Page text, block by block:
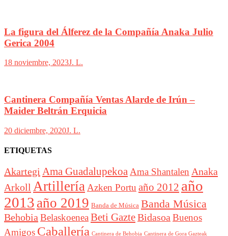
La figura del Álferez de la Compañía Anaka Julio
Gerica 2004
18 noviembre, 2023J. L.
Cantinera Compañía Ventas Alarde de Irún –
Maider Beltrán Erquicia
20 diciembre, 2020J. L.
ETIQUETAS
Akartegi Ama GuadalupekoaAma Shantalen Anaka
Arkoll ArtilleríaAzken Portu año 2012 año
2013 año 2019 Banda de Música Banda Música
BehobiaBelaskoeneaBeti GazteBidasoaBuenos
Amigos Caballería Cantinera de Behobia Cantinera de Gora Gazteak